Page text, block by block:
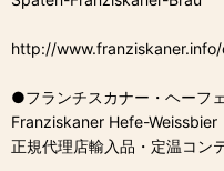
http://
●フランチスカナー・ヘーフ
Franziskaner Hefe-Weissbier
正規代理店輸入品・定温コン